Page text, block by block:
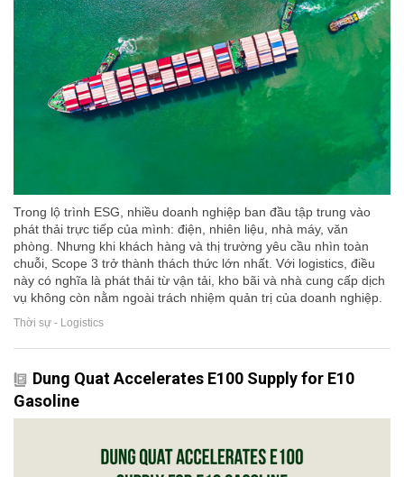
Trong lộ trình ESG, nhiều doanh nghiệp ban đầu tập trung vào
phát thải trực tiếp của mình: điện, nhiên liệu, nhà máy, văn
phòng. Nhưng khi khách hàng và thị trường yêu cầu nhìn toàn
chuỗi, Scope 3 trở thành thách thức lớn nhất. Với logistics, điều
này có nghĩa là phát thải từ vận tải, kho bãi và nhà cung cấp dịch
vụ không còn nằm ngoài trách nhiệm quản trị của doanh nghiệp.
Thời sự - Logistics
Dung Quat Accelerates E100 Supply for E10
Gasoline